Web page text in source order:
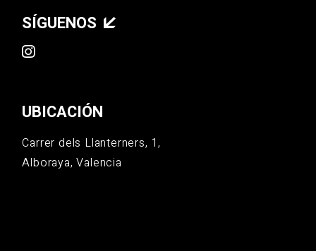
SÍGUENOS
UBICACIÓN
Carrer dels Llanterners, 1,
Alboraya, Valencia